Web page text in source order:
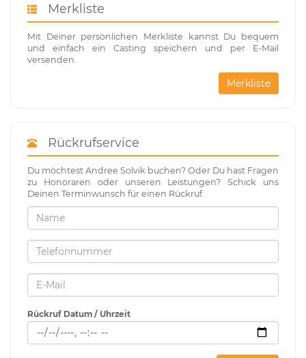
Merkliste
Mit Deiner persönlichen Merkliste kannst Du bequem
und einfach ein Casting speichern und per E-Mail
versenden.
Merkliste
Rückrufservice
Du möchtest Andree Solvik buchen? Oder Du hast Fragen
zu Honoraren oder unseren Leistungen? Schick uns
Deinen Terminwunsch für einen Rückruf.
Rückruf Datum / Uhrzeit